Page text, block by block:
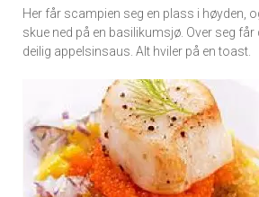
Her får scampien seg en plass i høyden,
skue ned på en basilikumsjø. Over seg får
deilig appelsinsaus. Alt hviler på en toast.